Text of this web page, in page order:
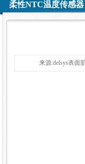
柔性NTC温度传感器
来源:delsys表面